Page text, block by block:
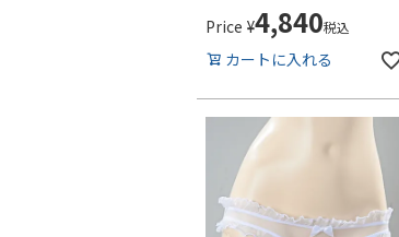
Price ¥4,840税込
カートに入れる